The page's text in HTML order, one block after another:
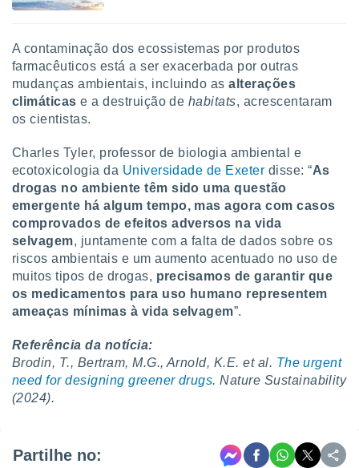
A contaminação dos ecossistemas por produtos
farmacêuticos está a ser exacerbada por outras
mudanças ambientais, incluindo asalterações
climáticase a destruição de habitats, acrescentaram
os cientistas.
Charles Tyler, professor de biologia ambiental e
ecotoxicologia da Universidade de Exeter disse: “As
drogas no ambiente têm sido uma questão
emergente há algum tempo, mas agora com casos
comprovados de efeitos adversos na vida
selvagem, juntamente com a falta de dados sobre os
riscos ambientais e um aumento acentuado no uso de
muitos tipos de drogas, precisamos de garantir que
os medicamentos para uso humano representem
ameaças mínimas à vida selvagem”.
Referência da notícia:
Brodin, T., Bertram, M.G., Arnold, K.E. et al. The urgent
need for designing greener drugs. Nature Sustainability
(2024).
Partilhe no: